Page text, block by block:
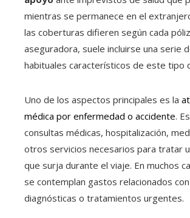
mientras se permanece en el
las coberturas difieren según cada
aseguradora, suele incluirse una serie
habituales característicos de este tipo
Uno de los aspectos principales es la
médica por enfermedad o accidente.
consultas médicas, hospitalización,
otros servicios necesarios para tratar
que surja durante el viaje. En muchos
se contemplan gastos relacionados
diagnósticas o tratamientos urgentes.